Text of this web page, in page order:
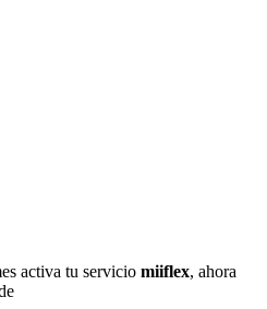
activa tu servicio miiflex, ahora